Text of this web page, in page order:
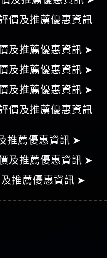
價及推薦優惠資訊
及推薦優惠資訊 ➤
及推薦優惠資訊 ➤
及推薦優惠資訊 ➤
價及推薦優惠資訊
推薦優惠資訊 ➤
及推薦優惠資訊 ➤
及推薦優惠資訊 ➤